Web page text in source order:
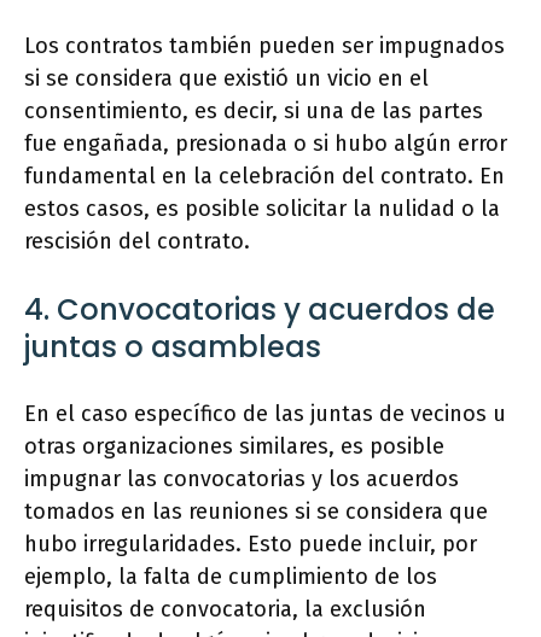
Los contratos también pueden ser impugnados
si se considera que existió un vicio en el
consentimiento, es decir, si una de las partes
fue engañada, presionada o si hubo algún error
fundamental en la celebración del contrato. En
estos casos, es posible solicitar la nulidad o la
rescisión del contrato.
4. Convocatorias y acuerdos de
juntas o asambleas
En el caso específico de las juntas de vecinos u
otras organizaciones similares, es posible
impugnar las convocatorias y los acuerdos
tomados en las reuniones si se considera que
hubo irregularidades. Esto puede incluir, por
ejemplo, la falta de cumplimiento de los
requisitos de convocatoria, la exclusión